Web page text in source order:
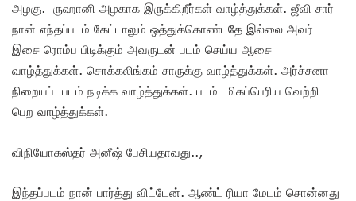
அழகு. ருஹானி அழகாக இருக்கிறீர்கள் வாழ்த்துக்கள். ஜீவி சார்
நான் எந்தப்படம் கேட்டாலும் ஒத்துக்கொண்டதே இல்லை அவர்
இசை ரொம்ப பிடிக்கும் அவருடன் படம் செய்ய ஆசை
வாழ்த்துக்கள். சொக்கலிங்கம் சாருக்கு வாழ்த்துக்கள். அர்ச்சனா
நிறையப் படம் நடிக்க வாழ்த்துக்கள். படம் மிகப்பெரிய வெற்றி
பெற வாழ்த்துக்கள்.
விநியோகஸ்தர் அனீஷ் பேசியதாவது..,
இந்தப்படம் நான் பார்த்து விட்டேன். ஆண்ட் ரியா மேடம் சொன்னது